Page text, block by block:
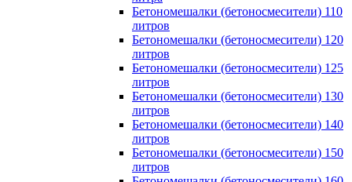
Бетономешалки (бетоносмесители) 110
литров
Бетономешалки (бетоносмесители) 120
литров
Бетономешалки (бетоносмесители) 125
литров
Бетономешалки (бетоносмесители) 130
литров
Бетономешалки (бетоносмесители) 140
литров
Бетономешалки (бетоносмесители) 150
литров